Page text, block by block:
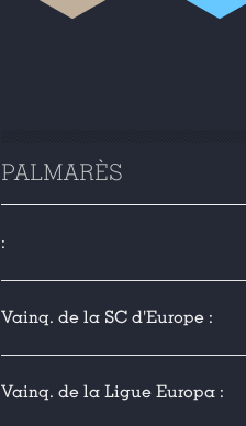
PALMARÈS
:
Vainq. de la SC d'Europe :
Vainq. de la Ligue Europa :